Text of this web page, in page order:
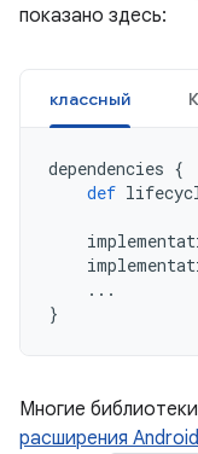
показано здесь:
классный
dependencies {
def
...
}
Многие
расширения